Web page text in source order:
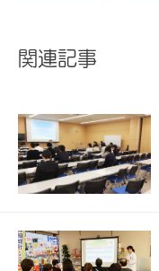
関連記事